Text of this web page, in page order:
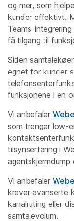
og mer, som
kunder effektivt.
Teams-
få tilgang til
Siden
egnet for kunder
funksjonene i en
Vi anbefaler
som trenger low-
tilsynserfaring i
agentskjermdump
Vi anbefaler
krever avanserte
kanalruting eller
samtalevolum.